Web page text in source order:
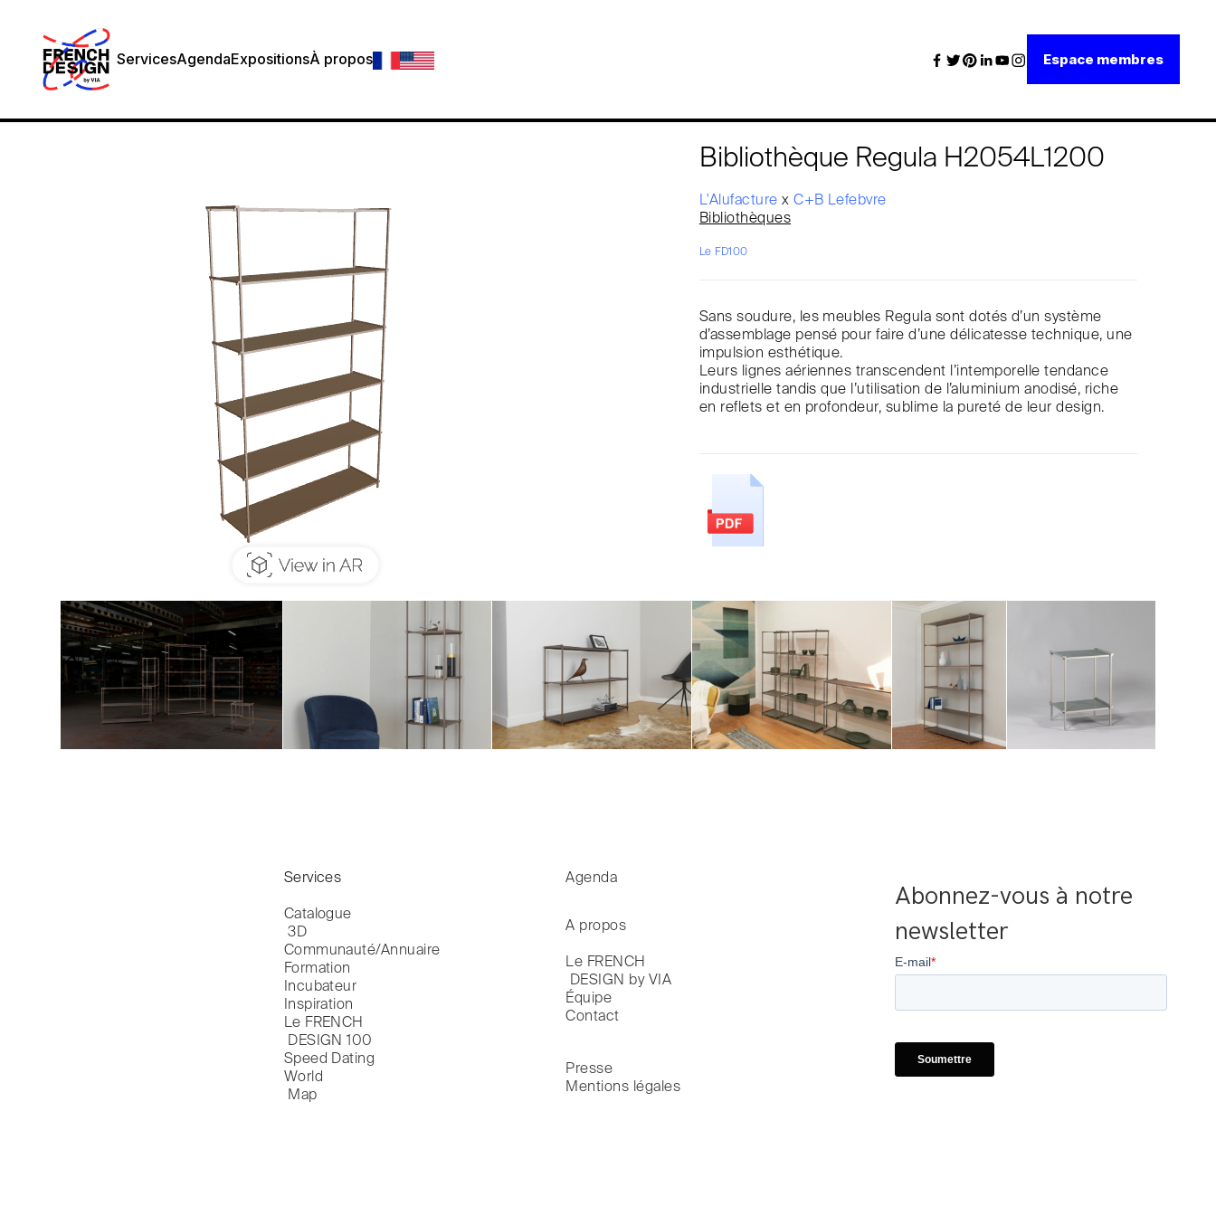
ServicesAgendaExpositionsÀ propos Espace membres
Bibliothèque Regula H2054L1200
L'AlufacturexC+B Lefebvre
Bibliothèques
Le FD100
Sans soudure, les meubles Regula sont dotés d’un système
d’assemblage pensé pour faire d’une délicatesse technique, une
impulsion esthétique.
Leurs lignes aériennes transcendent l’intemporelle tendance
industrielle tandis que l’utilisation de l’aluminium anodisé, riche
en reflets et en profondeur, sublime la pureté de leur design.
Abonnez-vous à notre
newsletter
Services
Catalogue
3D
Communauté/Annuaire
Formation
Incubateur
Inspiration
Le FRENCH
DESIGN 100
Speed Dating
World
Map
Agenda
A propos
Le FRENCH
DESIGN by VIA
Équipe
Contact
Presse
Mentions légales